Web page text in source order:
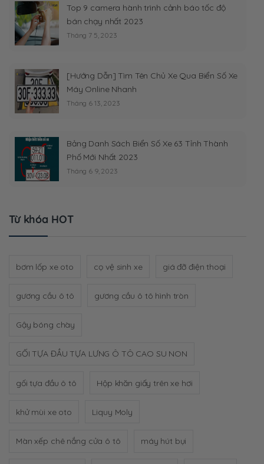
Top 9 camera hành trình cảnh báo tốc độ
bán chạy nhất 2023
Tháng 7 5, 2023
[Hướng Dẫn] Tìm Tên Chủ Xe Qua Biển Số Xe
Máy Online Nhanh
Tháng 6 13, 2023
Bảng Danh Sách Biển Số Xe 63 Tỉnh Thành
Phố Mới Nhất 2023
Tháng 6 9, 2023
Từ khóa HOT
bơm lốp xe oto cọ vệ sinh xe giá đỡ điện thoại
gương cầu ô tô gương cầu ô tô hình tròn
Gậy bóng chày
GỐI TỰA ĐẦU TỰA LƯNG Ô TÔ CAO SU NON
gối tựa đầu ô tô Hộp khăn giấy trên xe hơi
khử mùi xe oto Liquy Moly
Màn xếp chê nắng cửa ô tô máy hút bụi